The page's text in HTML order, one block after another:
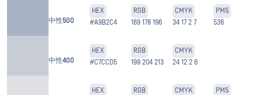
中性500
HEX
#A9B2C4
RGB
169 178 196
CMYK
34 17 2 7
PMS
536
中性400
HEX
#C7CCD5
RGB
199 204 213
CMYK
24 12 2 6
HEX
RGB
CMYK
PMS